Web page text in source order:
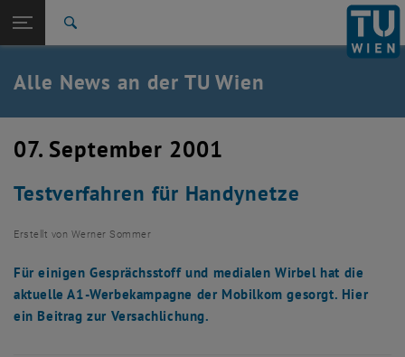
TU Login
Quicklinks
Quicklinks-Menü umschalten
Studium
Karriere
Zurück: Subseiten von TU Wien Startseite auflisten
Zurück zur letzten Ebene:
TU Wien Startseite
Übersicht
Alle News an der TU Wien
07. September 2001
Testverfahren für Handynetze
Erstellt von Werner Sommer
Für einigen Gesprächsstoff und medialen Wirbel hat die
aktuelle A1-Werbekampagne der Mobilkom gesorgt. Hier
ein Beitrag zur Versachlichung.